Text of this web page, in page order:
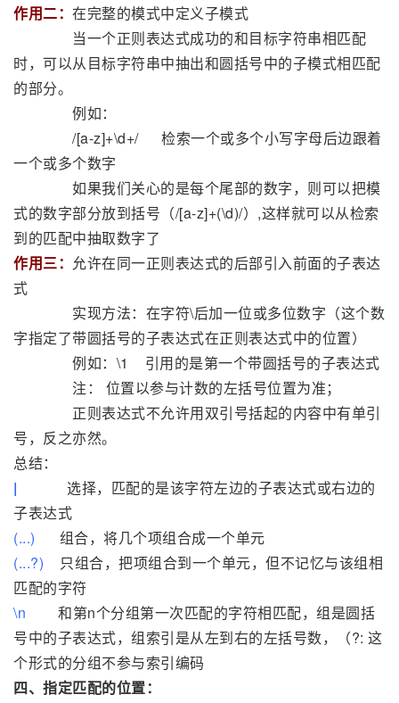
作用二： 在完整的模式中定义子模式
当一个正则表达式成功的和目标字符串相匹配
时，可以从目标字符串中抽出和圆括号中的子模式相匹配
的部分。
例如：
/[a-z]+\d+/ 检索一个或多个小写字母后边跟着
一个或多个数字
如果我们关心的是每个尾部的数字，则可以把模
式的数字部分放到括号（/[a-z]+(\d)/）,这样就可以从检索
到的匹配中抽取数字了
作用三： 允许在同一正则表达式的后部引入前面的子表达
式
实现方法：在字符\后加一位或多位数字（这个数
字指定了带圆括号的子表达式在正则表达式中的位置）
例如：\1 引用的是第一个带圆括号的子表达式
注： 位置以参与计数的左括号位置为准；
正则表达式不允许用双引号括起的内容中有单引
号，反之亦然。
总结：
|
选择，匹配的是该字符左边的子表达式或右边的
子表达式
(...)
组合，将几个项组合成一个单元
(...?)
只组合，把项组合到一个单元，但不记忆与该组相
匹配的字符
\n
和第n个分组第一次匹配的字符相匹配，组是圆括
号中的子表达式，组索引是从左到右的左括号数，（?: 这
个形式的分组不参与索引编码
四、指定匹配的位置：